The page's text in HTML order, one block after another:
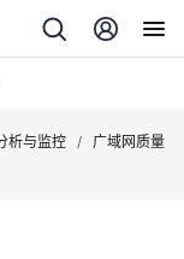
析与监控 / 广域网质量